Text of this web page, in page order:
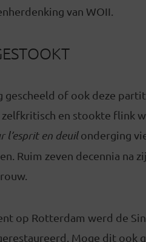
van WOII.
gescheeld of ook deze
zelfkritisch en stookte flink
l’esprit en deuilonderging
Ruim zeven decennia na
op Rotterdam werd de
Moge dit ook